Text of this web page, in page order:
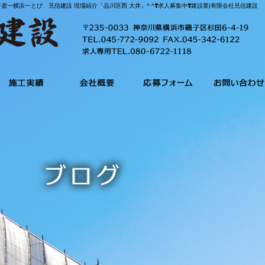
鳶一横浜一とび 兄信建設 現場紹介「品川区西 大井」^ ^❣️求人募集中❣️建設業|有限会社兄信建設